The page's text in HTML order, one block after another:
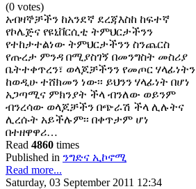
(0 votes)
አብዛኞቻችን ከአንደኛ ደረጃእስከ ከፍተኛ
የኮሌጅና የዩኒቨርሲቲ ትምህርታችንን
የተከታተልነው ትምህርታችንን ስንጨርስ
የጡረታ ምንዳ በሚያስገኝ በመንግስት መስሪያ
ቤትተቀጥረን፣ ወላጆቻችንን የመጦር ሃላፊነትን
ከወዲሁ ተሸክመን ነው፡፡ ይህንን ሃላፊነት በሆነ
አጋጣሚና ምክንያት ችላ ብንለው ወይንም
ብንረሳው ወላጆቻችን በጭራሽ ችላ ሊሉትና
ሊረሱት አይችሉም፡፡ በቀጥታም ሆነ
በተዘዋዋሪ…
Read 4860 times
Published in ንግድና ኢኮኖሚ
Read more...
Saturday, 03 September 2011 12:34